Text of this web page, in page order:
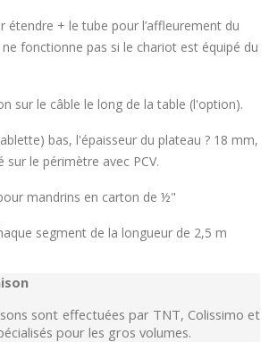
+ le tube pour l’affleurement du
ne fonctionne pas si le chariot est équipé du
sur le câble le long de la table (l'option).
bas, l'épaisseur du plateau ? 18 mm,
le périmètre avec PCV.
mandrins en carton de ½"
segment de la longueur de 2,5 m
sont effectuées par TNT, Colissimo et
pour les gros volumes.